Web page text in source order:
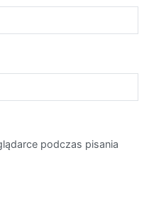
podczas pisania